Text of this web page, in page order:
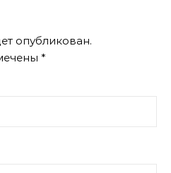
опубликован.
*